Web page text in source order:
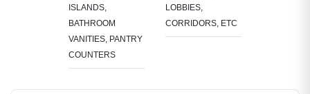
ISLANDS,
BATHROOM
VANITIES, PANTRY
COUNTERS
LOBBIES,
CORRIDORS, ETC